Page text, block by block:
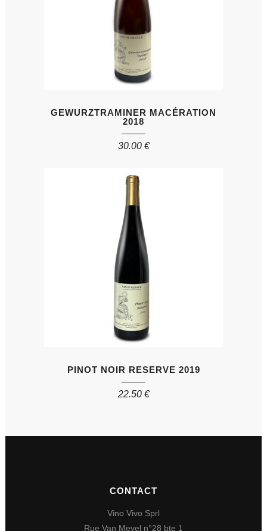
GEWURZTRAMINER MACÉRATION
2018
30.00 €
PINOT NOIR RESERVE 2019
22.50 €
CONTACT
Vino Vivo Sprl
Rue Van Meyel n°28 bte 1